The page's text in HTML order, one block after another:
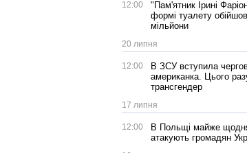
12:00
"Пам'ятник Ірині
формі туалету
мільйони
20 липня
12:00
В ЗСУ вступила
американка. Цього
трансгендер
17 липня
12:00
В Польщі майже
атакують громадян